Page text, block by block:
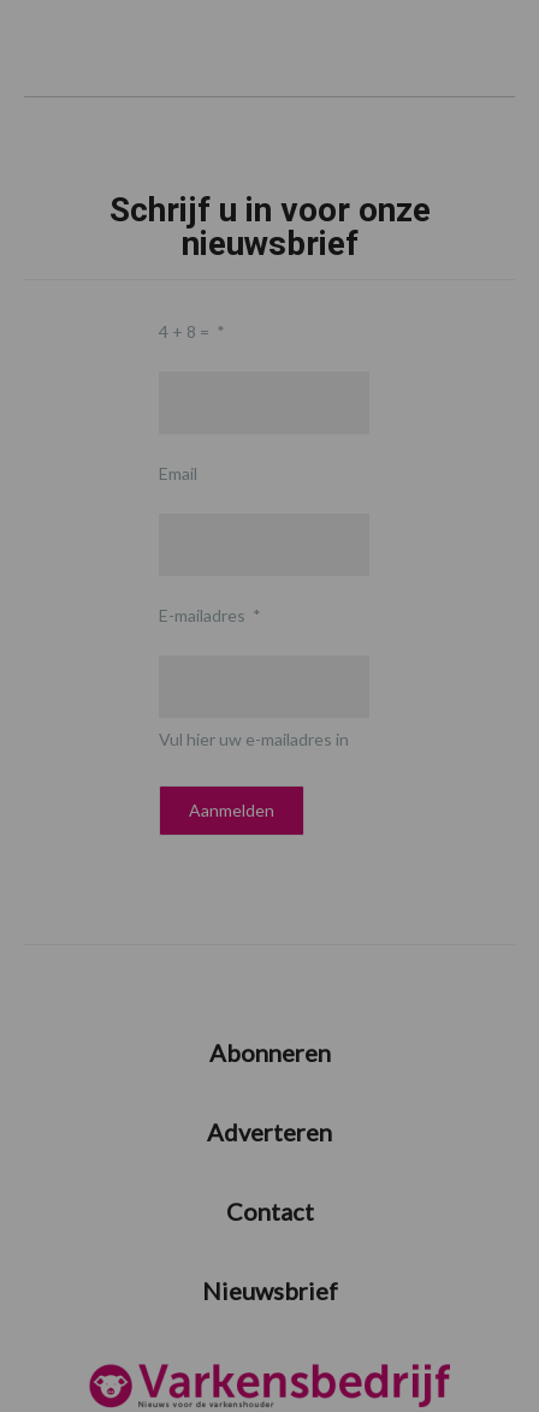
Schrijf u in voor onze
nieuwsbrief
4 + 8 = *
Email
E-mailadres *
Vul hier uw e-mailadres in
Abonneren
Adverteren
Contact
Nieuwsbrief